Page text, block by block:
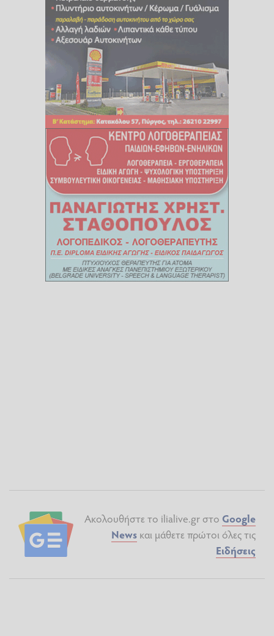
Ακολουθήστε το ilialive.gr στο Google
News και μάθετε πρώτοι όλες τις
Ειδήσεις